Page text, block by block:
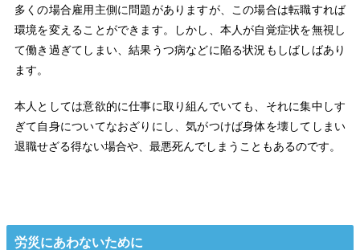
多くの場合雇用主側に問題がありますが、この場合は転職すれば
環境を変えることができます。しかし、本人が自覚症状を無視し
て働き過ぎてしまい、結果うつ病などに陥る状況もしばしばあり
ます。
本人としては意欲的に仕事に取り組んでいても、それに集中しす
ぎて自身についてなおざりにし、気がつけば身体を壊してしまい
退職せざる得ない場合や、最悪死んでしまうこともあるのです。
労災にあわないために